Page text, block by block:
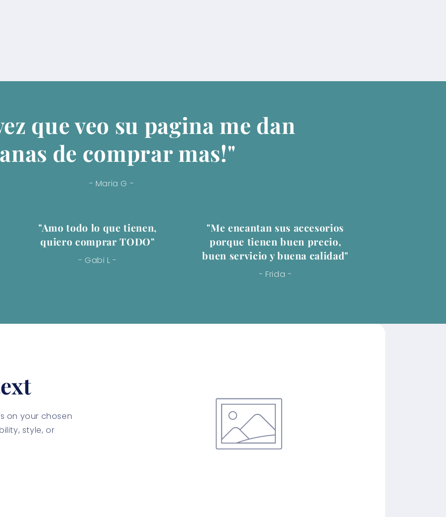
que veo su pagina me dan
de comprar mas!"
- Maria G -
"Amo todo lo que tienen,
quiero comprar TODO"
- Gabi L -
"Me encantan sus accesorios
porque tienen buen precio,
buen servicio y buena calidad"
- Frida -
on your chosen
style, or